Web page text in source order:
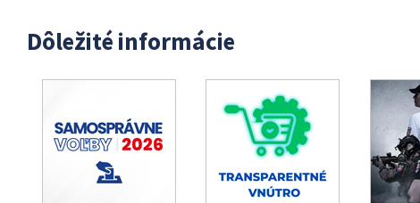
Dôležité informácie